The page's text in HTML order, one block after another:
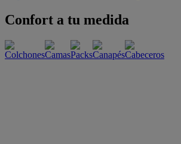
Confort a tu medida